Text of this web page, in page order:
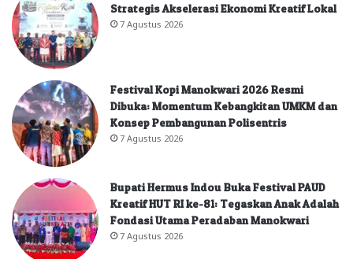
Strategis Akselerasi Ekonomi Kreatif Lokal
7 Agustus 2026
Festival Kopi Manokwari 2026 Resmi
Dibuka: Momentum Kebangkitan UMKM dan
Konsep Pembangunan Polisentris
7 Agustus 2026
Bupati Hermus Indou Buka Festival PAUD
Kreatif HUT RI ke-81: Tegaskan Anak Adalah
Fondasi Utama Peradaban Manokwari
7 Agustus 2026